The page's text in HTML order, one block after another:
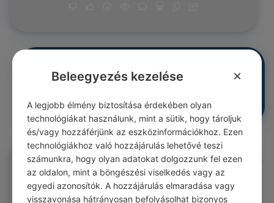
Jobb megérteni egy keveset, mint félreérteni sokat.
#idézetek művészet Anatole France
A szép mozdulat a szem zenéje.
0 0 0 405
Beleegyezés kezelése ×
A legjobb élmény biztosítása érdekében olyan
technológiákat használunk, mint a sütik, hogy tároljuk
és/vagy hozzáférjünk az eszközinformációkhoz. Ezen
technológiákhoz való hozzájárulás lehetővé teszi
számunkra, hogy olyan adatokat dolgozzunk fel ezen
az oldalon, mint a böngészési viselkedés vagy az
egyedi azonosítók. A hozzájárulás elmaradása vagy
visszavonása hátrányosan befolyásolhat bizonyos